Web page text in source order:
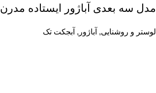
مدل سه بعدی آباژور ایستاده مدرن 141
لوستر و روشنایی, آباژور , آبجکت تک